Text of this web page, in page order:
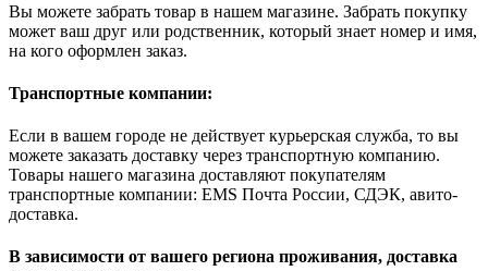
Вы можете забрать товар в нашем магазине. Забрать покупку
может ваш друг или родственник, который знает номер и имя,
на кого оформлен заказ.
Транспортные компании:
Если в вашем городе не действует курьерская служба, то вы
можете заказать доставку через транспортную компанию.
Товары нашего магазина доставляют покупателям
транспортные компании: EMS Почта России, СДЭК, авито-
доставка.
В зависимости от вашего региона проживания, доставка